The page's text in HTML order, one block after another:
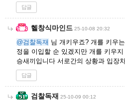
답글
헬창식마인드 25-10-08 20:32
@검찰독재 님 개키우죠? 개를 키우
정을 이입할 순 있겠지만 개를 키우
승새끼입니다 서로간의 상황과 입장
답글
검찰독재 25-10-09 00:12